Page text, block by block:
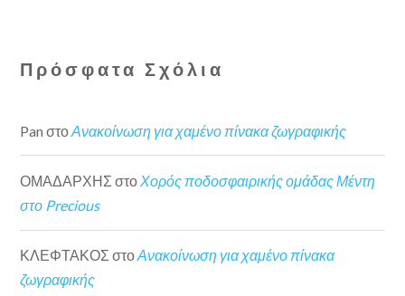
Πρόσφατα Σχόλια
Pan στοΑνακοίνωση για χαμένο πίνακα ζωγραφικής
ΟΜΑΔΑΡΧΗΣ στοΧορός ποδοσφαιρικής ομάδας Μέντη
στο Precious
ΚΛΕΦΤΑΚΟΣ στοΑνακοίνωση για χαμένο πίνακα
ζωγραφικής